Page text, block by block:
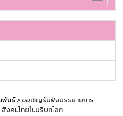
พันธ์> ขอเชิญรับฟังบรรยายการ
งคมไทยในบริบทโลก